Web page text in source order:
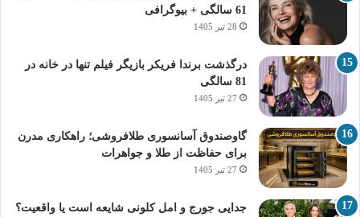
61 سالگی + بیوگرافی
28 تیر 1405
درگذشت برندا فریکر بازیگر فیلم تنها در خانه در
81 سالگی
27 تیر 1405
گاوصندوق آسانسوری طلافروشی؛ راهکاری مدرن
برای حفاظت از طلا و جواهرات
27 تیر 1405
جدایی جورج و امل کلونی شایعه است یا واقعیت؟